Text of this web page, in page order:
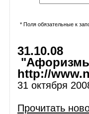
* Поля обязательные к
31.10.08
"Афоризмы
http://
31 октября
Прочитать